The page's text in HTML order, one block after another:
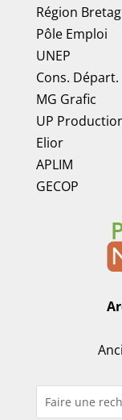
Région
Pôle Emploi
UNEP
Cons.
MG Grafic
UP
Elior
APLIM
GECOP